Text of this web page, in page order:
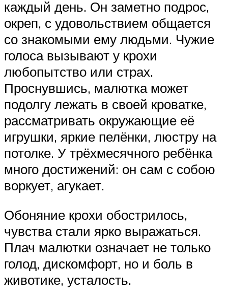
каждый день. Он заметно подрос,
окреп, с удовольствием общается
со знакомыми ему людьми. Чужие
голоса вызывают у крохи
любопытство или страх.
Проснувшись, малютка может
подолгу лежать в своей кроватке,
рассматривать окружающие её
игрушки, яркие пелёнки, люстру на
потолке. У трёхмесячного ребёнка
много достижений: он сам с собою
воркует, агукает.
Обоняние крохи обострилось,
чувства стали ярко выражаться.
Плач малютки означает не только
голод, дискомфорт, но и боль в
животике, усталость.